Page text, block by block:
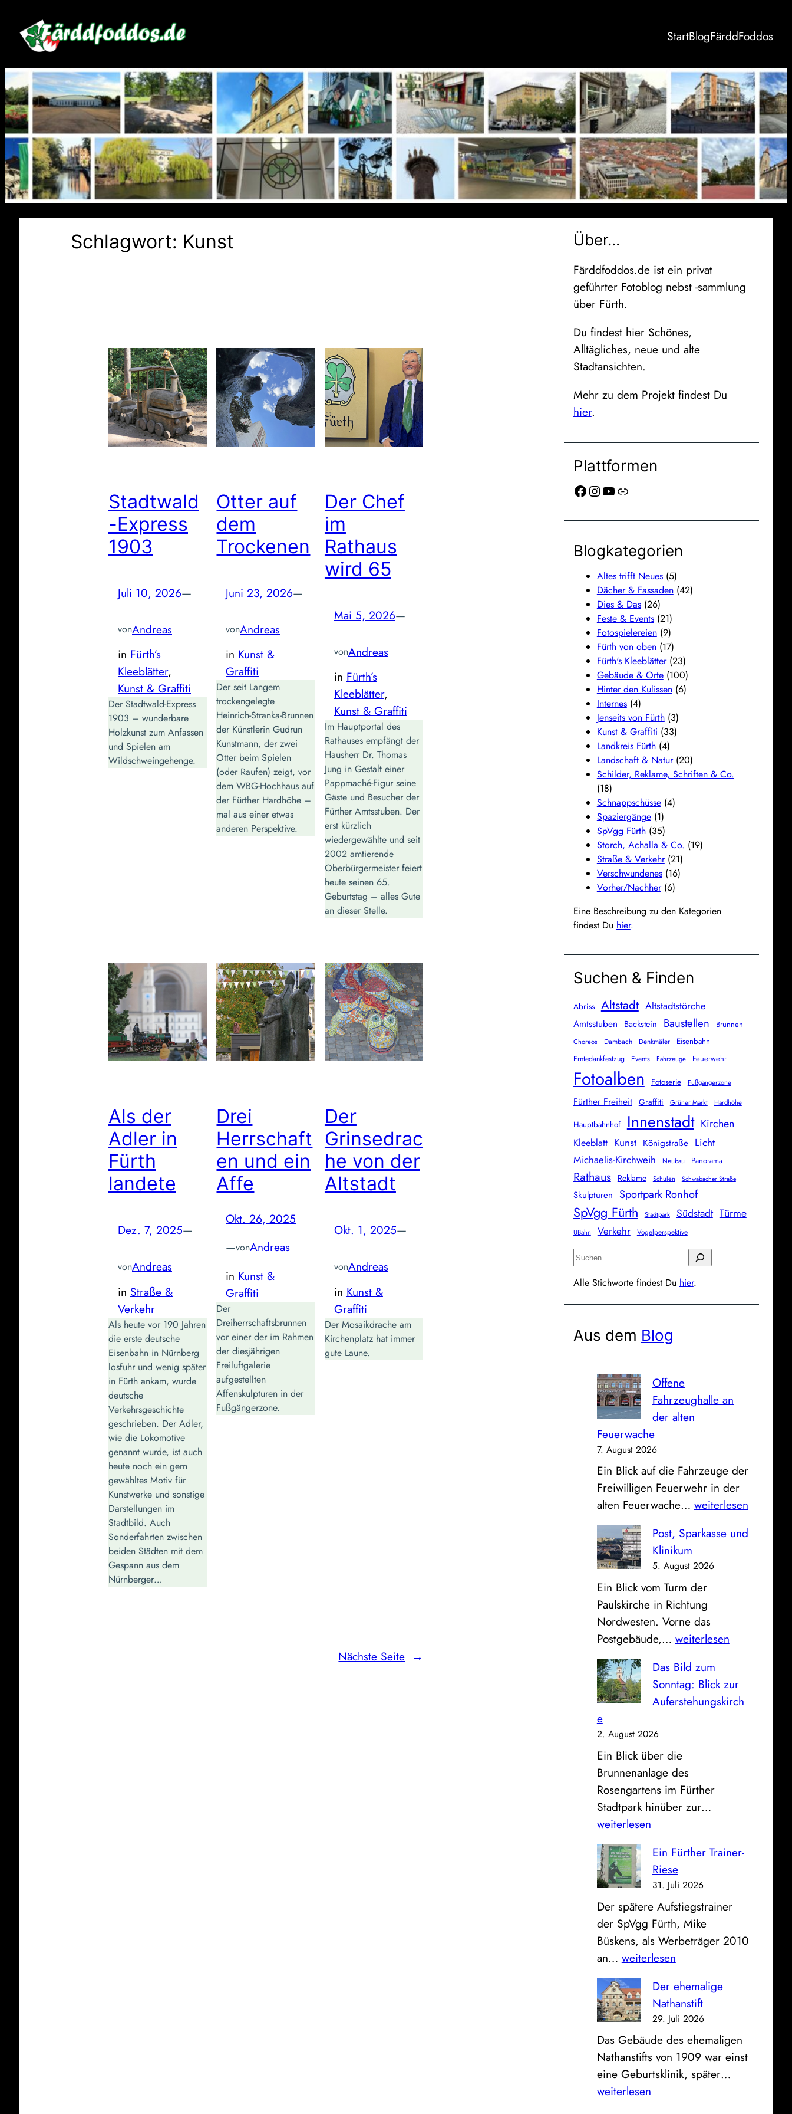
Inhalt
springen
StartBlogFärddFoddos
Schlagwort: Kunst
Stadtwald
-Express
1903
Juli 10, 2026—
vonAndreas
in Fürth’s
Kleeblätter
Kunst & Graffiti
Der Stadtwald-Express
1903 – wunderbare
Holzkunst zum Anfassen
und Spielen am
Wildschweingehenge.
Otter auf
dem
Trockenen
Juni 23, 2026—
vonAndreas
in Kunst &
Graffiti
Der seit Langem
trockengelegte
Heinrich‑Stranka‑Brunnen
der Künstlerin Gudrun
Kunstmann, der zwei
Otter beim Spielen
(oder Raufen) zeigt, vor
dem WBG‑Hochhaus auf
der Fürther Hardhöhe –
mal aus einer etwas
anderen Perspektive.
Der Chef
im
Rathaus
wird 65
Mai 5, 2026—
vonAndreas
in Fürth’s
Kleeblätter
Kunst & Graffiti
Im Hauptportal des
Rathauses empfängt der
Hausherr Dr. Thomas
Jung in Gestalt einer
Pappmaché-Figur seine
Gäste und Besucher der
Fürther Amtsstuben. Der
erst kürzlich
wiedergewählte und seit
2002 amtierende
Oberbürgermeister feiert
heute seinen 65.
Geburtstag – alles Gute
an dieser Stelle.
Als der
Adler in
Fürth
landete
Dez. 7, 2025—
vonAndreas
in Straße &
Verkehr
Als heute vor 190 Jahren
die erste deutsche
Eisenbahn in Nürnberg
losfuhr und wenig später
in Fürth ankam, wurde
deutsche
Verkehrsgeschichte
geschrieben. Der Adler,
wie die Lokomotive
genannt wurde, ist auch
heute noch ein gern
gewähltes Motiv für
Kunstwerke und sonstige
Darstellungen im
Stadtbild. Auch
Sonderfahrten zwischen
beiden Städten mit dem
Gespann aus dem
Nürnberger…
Drei
Herrschaft
en und ein
Affe
Okt. 26, 2025
—vonAndreas
in Kunst &
Graffiti
Der
Dreiherrschaftsbrunnen
vor einer der im Rahmen
der diesjährigen
Freiluftgalerie
aufgestellten
Affenskulpturen in der
Fußgängerzone.
Der
Grinsedrac
he von der
Altstadt
Okt. 1, 2025—
vonAndreas
in Kunst &
Graffiti
Der Mosaikdrache am
Kirchenplatz hat immer
gute Laune.
Nächste Seite →
Über…
Färddfoddos.de ist ein privat
geführter Fotoblog nebst -sammlung
über Fürth.
Du findest hier Schönes,
Alltägliches, neue und alte
Stadtansichten.
Mehr zu dem Projekt findest Du
hier.
Plattformen
Facebook Instagram YouTube Link
Blogkategorien
Altes trifft Neues(5)
Dächer & Fassaden(42)
Dies & Das(26)
Feste & Events(21)
Fotospielereien(9)
Fürth von oben(17)
Fürth's Kleeblätter(23)
Gebäude & Orte(100)
Hinter den Kulissen(6)
Internes(4)
Jenseits von Fürth(3)
Kunst & Graffiti (33)
Landkreis Fürth(4)
Landschaft & Natur(20)
Schilder, Reklame, Schriften & Co.
(18)
Schnappschüsse(4)
Spaziergänge(1)
SpVgg Fürth(35)
Storch, Achalla & Co. (19)
Straße & Verkehr(21)
Verschwundenes(16)
Vorher/Nachher(6)
Eine Beschreibung zu den Kategorien
findest Du hier.
Suchen & Finden
Abriss Altstadt Altstadtstörche
Amtsstuben Backstein Baustellen Brunnen
Choreos Dambach Denkmäler Eisenbahn
Erntedankfestzug Events Fahrzeuge Feuerwehr
Fotoalben Fotoserie Fußgängerzone
Fürther Freiheit Graffiti Grüner Markt Hardhöhe
Hauptbahnhof Innenstadt Kirchen
Kleeblatt Kunst Königstraße Licht
Michaelis-Kirchweih Neubau Panorama
Rathaus Reklame Schulen Schwabacher Straße
Skulpturen Sportpark Ronhof
SpVgg Fürth Stadtpark Südstadt Türme
UBahn Verkehr Vogelperspektive
S
c
h
n
Alle Stichworte findest Du hier.
Aus dem Blog
Offene
Fahrzeughalle an
der alten
Feuerwache
7. August 2026
Ein Blick auf die Fahrzeuge der
Freiwilligen Feuerwehr in der
alten Feuerwache… O
f
n
e
F
a
h
z
e
u
l
e
e
a
l
t
n
F
e
u
e
r
w
weiterlesen
Post, Sparkasse und
Klinikum
5. August 2026
Ein Blick vom Turm der
Paulskirche in Richtung
Nordwesten. Vorne das
Postgebäude,… P
s
t
,
a
r
k
a
e
u
d
K
l
i
n
k
m
weiterlesen
Das Bild zum
Sonntag: Blick zur
Auferstehungskirch
e
2. August 2026
Ein Blick über die
Brunnenanlage des
Rosengartens im Fürther
Stadtpark hinüber zur…
B
d
u
o
t
a
g
weiterlesen
Ein Fürther Trainer-
Riese
31. Juli 2026
Der spätere Aufstiegstrainer
der SpVgg Fürth, Mike
Büskens, als Werbeträger 2010
an… E
i
n
F
ü
r
t
h
e
weiterlesen
Der ehemalige
Nathanstift
29. Juli 2026
Das Gebäude des ehemaligen
Nathanstifts von 1909 war einst
eine Geburtsklinik, später…
weiterlesen